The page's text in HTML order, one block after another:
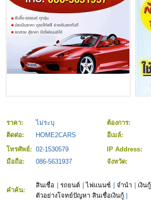
ราคา: ไม่ระบุ ต้องการ:
ติดต่อ:
HOME2CARS
อีเมล์:
โทรศัพย์: 02-1530579 IP Address:
มือถือ:
086-5631937 จังหวัด:
คำค้น:
สินเชื่อ |รถยนต์ |ไฟแนนซ์ |จำนำ เงินกู้
ตัวอย่างโจทย์ปัญหา สินเชื่อเงินกู้